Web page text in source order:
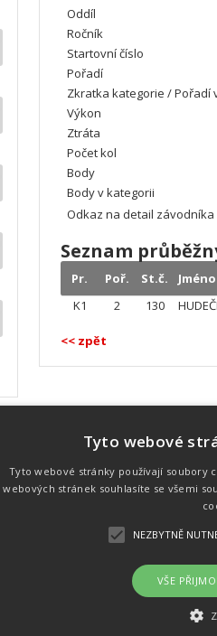
Oddíl
Ročník
Startovní číslo
Pořadí
Zkratka kategorie / Pořadí
Výkon
Ztráta
Počet kol
Body
Body v kategorii
Odkaz na detail závodníka
Seznam
Pr. Poř. St.č. Jméno
K1
2 130
<< zpět
Tato
Náš
Náš
je bez písemného souhlasu
Tyto webové
Tyto webové stránky používají soubory
webových stránek souhlasíte se všemi
NEZBYTNĚ
VŠE